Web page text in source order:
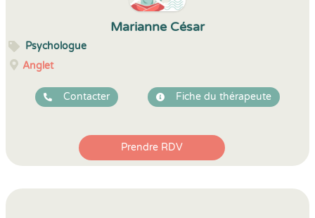
Marianne César
Psychologue
Anglet
Contacter Fiche du thérapeute
Prendre RDV